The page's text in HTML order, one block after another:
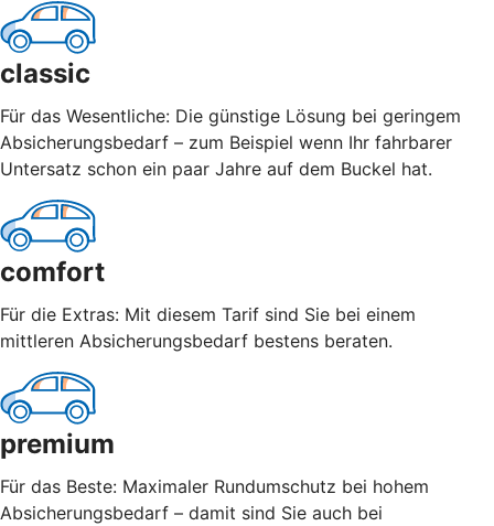
classic
Für das Wesentliche: Die günstige Lösung bei geringem
Absicherungsbedarf – zum Beispiel wenn Ihr fahrbarer
Untersatz schon ein paar Jahre auf dem Buckel hat.
comfort
Für die Extras: Mit diesem Tarif sind Sie bei einem
mittleren Absicherungsbedarf bestens beraten.
premium
Für das Beste: Maximaler Rundumschutz bei hohem
Absicherungsbedarf – damit sind Sie auch bei